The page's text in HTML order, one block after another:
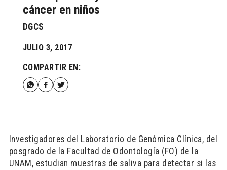
cáncer en niños
DGCS
JULIO 3, 2017
COMPARTIR EN:
Investigadores del Laboratorio de Genómica Clínica, del
posgrado de la Facultad de Odontología (FO) de la
UNAM, estudian muestras de saliva para detectar si las